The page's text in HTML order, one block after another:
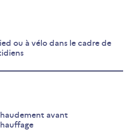
ou à vélo dans le cadre de
avant